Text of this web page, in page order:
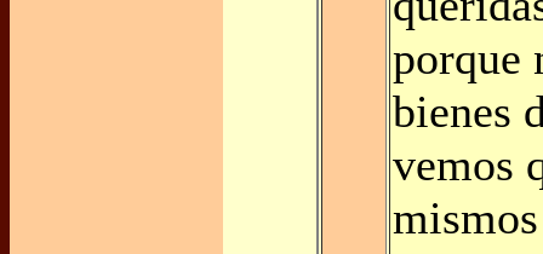
porque
bienes
vemos